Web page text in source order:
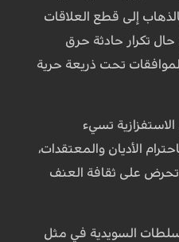
إلى قطع العلاقات
حال تكرار حادثة حرق
تحت ذريعة حرية
تسيء
الأديان والمعتقدات،
على ثقافة العنف
السويدية في مثل